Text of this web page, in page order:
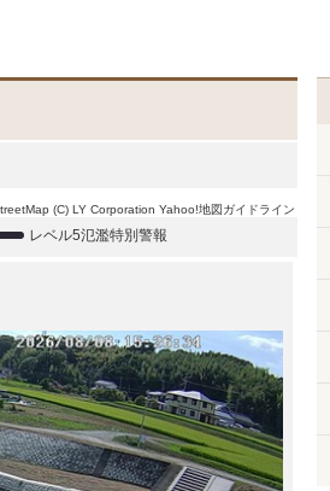
(C) LY Corporation Yahoo!地図ガイドライン
レベル5氾濫特別警報